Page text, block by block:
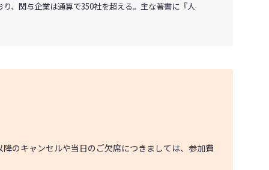
、関与企業は通算で350社を超える。主な著書に『人
のキャンセルや当日のご欠席につきましては、参加費